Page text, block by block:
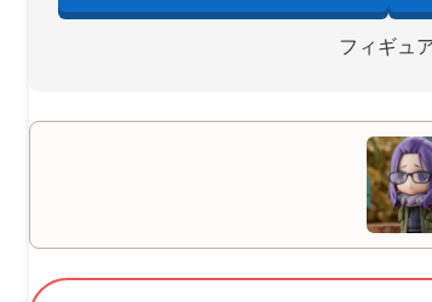
フィギュ